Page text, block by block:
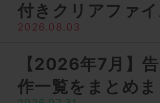
付きクリアファ
2026.08.03
【2026年7月】
作一覧をまとめ